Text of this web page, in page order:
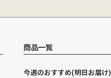
商品一覧
今週のおすすめ(明日お届け)